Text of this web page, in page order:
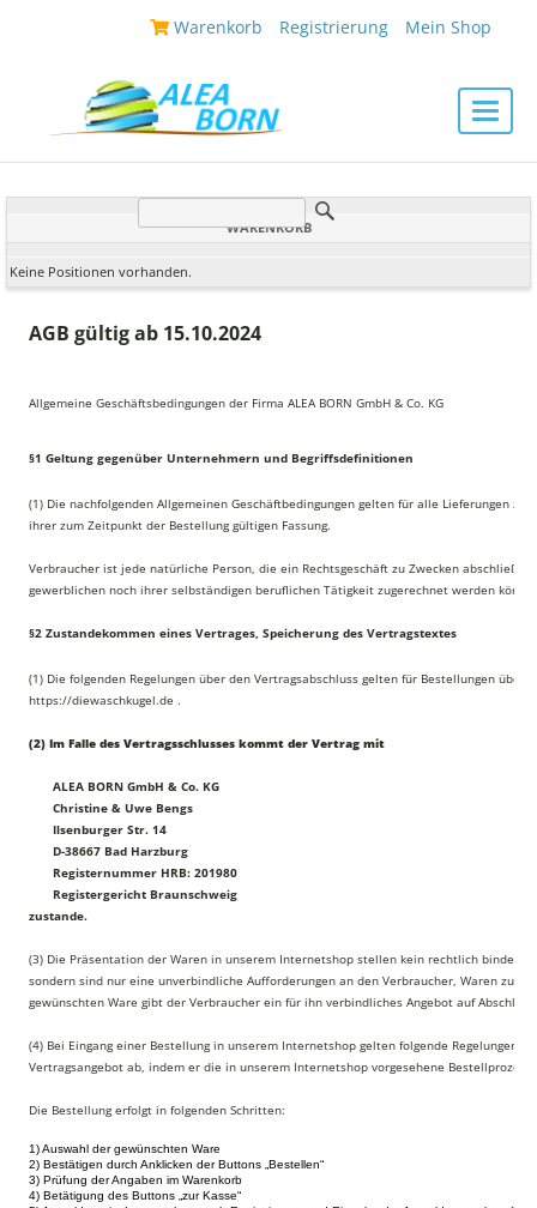
Warenkorb Registrierung Mein Shop
Toggle
WARENKORB
Keine Positionen vorhanden.
AGB gültig ab 15.10.2024
Allgemeine Geschäftsbedingungen der Firma ALEA BORN GmbH & Co. KG
§1 Geltung gegenüber Unternehmern und Begriffsdefinitionen
(1) Die nachfolgenden Allgemeinen Geschäftbedingungen gelten für alle Lieferungen
ihrer zum Zeitpunkt der Bestellung gültigen Fassung.
Verbraucher ist jede natürliche Person, die ein Rechtsgeschäft zu Zwecken abschließt,
gewerblichen noch ihrer selbständigen beruflichen Tätigkeit zugerechnet werden
§2 Zustandekommen eines Vertrages, Speicherung des Vertragstextes
(1) Die folgenden Regelungen über den Vertragsabschluss gelten für Bestellungen über
https://diewaschkugel.de .
(2) Im Falle des Vertragsschlusses kommt der Vertrag mit
ALEA BORN GmbH & Co. KG
Christine & Uwe Bengs
Ilsenburger Str. 14
D-38667 Bad Harzburg
Registernummer HRB: 201980
Registergericht Braunschweig
zustande.
(3) Die Präsentation der Waren in unserem Internetshop stellen kein rechtlich
sondern sind nur eine unverbindliche Aufforderungen an den Verbraucher, Waren zu
gewünschten Ware gibt der Verbraucher ein für ihn verbindliches Angebot auf
(4) Bei Eingang einer Bestellung in unserem Internetshop gelten folgende Regelungen:
Vertragsangebot ab, indem er die in unserem Internetshop vorgesehene
Die Bestellung erfolgt in folgenden Schritten:
1) Auswahl der gewünschten Ware
2) Bestätigen durch Anklicken der Buttons „Bestellen“
3) Prüfung der Angaben im Warenkorb
4) Betätigung des Buttons „zur Kasse“